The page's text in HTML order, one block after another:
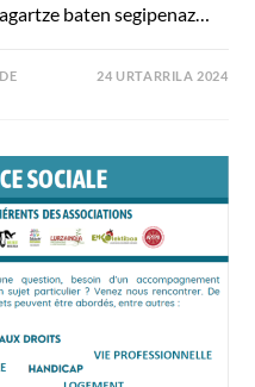
baten segipenaz…
24 URTARRILA 2024